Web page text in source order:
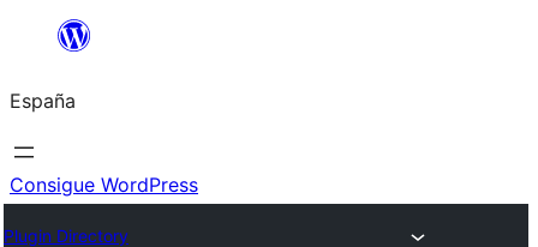
Saltar
contenido
España
Consigue WordPress
Plugin Directory